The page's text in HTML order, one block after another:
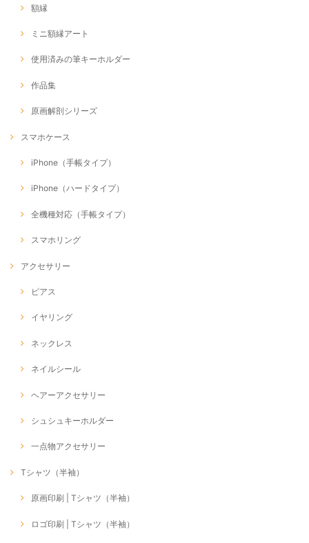
額縁
ミニ額縁アート
使用済みの筆キーホルダー
作品集
原画解剖シリーズ
スマホケース
iPhone（手帳タイプ）
iPhone（ハードタイプ）
全機種対応（手帳タイプ）
スマホリング
アクセサリー
ピアス
イヤリング
ネックレス
ネイルシール
ヘアーアクセサリー
シュシュキーホルダー
一点物アクセサリー
Tシャツ（半袖）
原画印刷 | Tシャツ（半袖）
ロゴ印刷 | Tシャツ（半袖）